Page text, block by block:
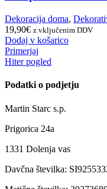
Dekoracija doma,
19,90€ z vključenim DDV
Dodaj v košarico
Primerjaj
Hiter pogled
Podatki o podjetju
Martin Starc s.p.
Prigorica 24a
1331 Dolenja vas
Davčna številka: